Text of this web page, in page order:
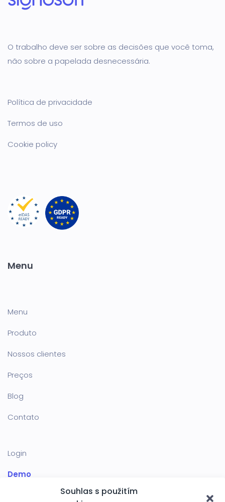
Souhlas s použitím
O trabalho deve ser sobre as decisões que você toma,
não sobre a papelada desnecessária.
Política de privacidade
Termos de uso
Cookie policy
Menu
Menu
Produto
Nossos clientes
Preços
Blog
Contato
Login
Demo